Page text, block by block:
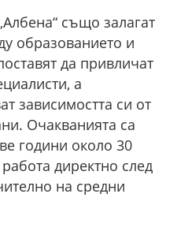
също залагат
образованието и
да привличат
а
зависимостта си от
Очакванията са
години около 30
директно след
на средни